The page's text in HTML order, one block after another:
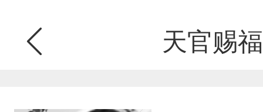
天官赐